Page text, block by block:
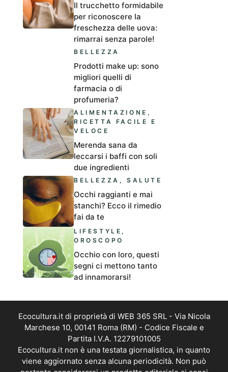
Il trucchetto formidabile
per riconoscere la
freschezza delle uova:
rimarrai senza parole!
BELLEZZA
Prodotti make up: sono
migliori quelli di
farmacia o di
profumeria?
ALIMENTAZIONE ,
RICETTA FACILE E
VELOCE
Merenda sana da
leccarsi i baffi con soli
due ingredienti
BELLEZZA ,SALUTE
Occhi raggianti e mai
stanchi? Ecco il rimedio
fai da te
LIFESTYLE ,
OROSCOPO
Occhio con loro, questi
segni ci mettono tanto
ad innamorarsi!
Ecocultura.it di proprietà di WEB 365 SRL - Via Nicola
Marchese 10, 00141 Roma (RM) - Codice Fiscale e
Partita I.V.A. 12279101005
Ecocultura.it non è una testata giornalistica, in quanto
viene aggiornato senza alcuna periodicità. Non può